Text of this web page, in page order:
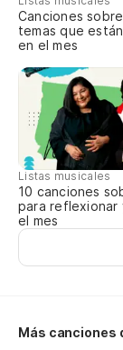
Canciones
temas que
en el mes
Listas musicales
10 canciones
para reflexionar
el mes
Más canciones